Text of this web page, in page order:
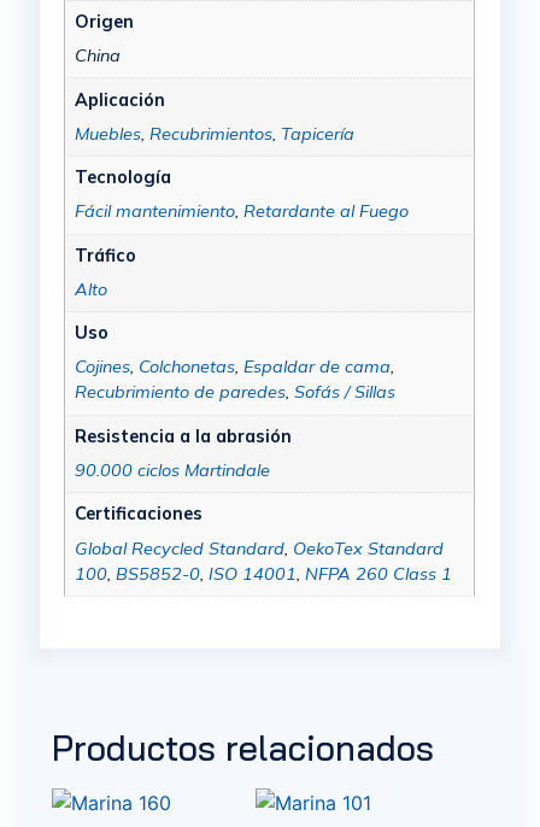
Origen
China
Aplicación
Muebles, Recubrimientos, Tapicería
Tecnología
Fácil mantenimiento, Retardante al Fuego
Tráfico
Alto
Uso
Cojines, Colchonetas, Espaldar de cama,
Recubrimiento de paredes, Sofás / Sillas
Resistencia a la abrasión
90.000 ciclos Martindale
Certificaciones
Global Recycled Standard, OekoTex Standard
100, BS5852-0, ISO 14001, NFPA 260 Class 1
Productos relacionados